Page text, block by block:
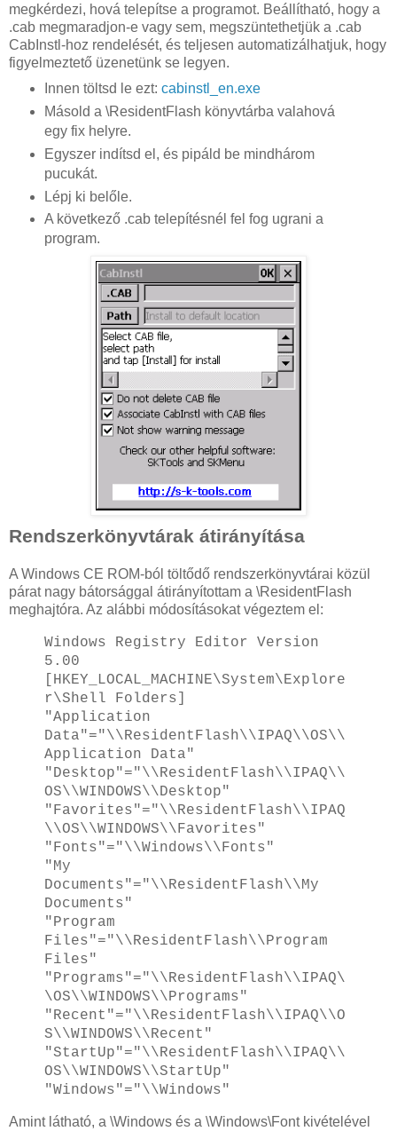
megkérdezi, hová telepítse a programot. Beállítható, hogy a
.cab megmaradjon-e vagy sem, megszüntethetjük a .cab
CabInstl-hoz rendelését, és teljesen automatizálhatjuk, hogy
figyelmeztető üzenetünk se legyen.
Innen töltsd le ezt: cabinstl_en.exe
Másold a \ResidentFlash könyvtárba valahová
egy fix helyre.
Egyszer indítsd el, és pipáld be mindhárom
pucukát.
Lépj ki belőle.
A következő .cab telepítésnél fel fog ugrani a
program.
Rendszerkönyvtárak átirányítása
A Windows CE ROM-ból töltődő rendszerkönyvtárai közül
párat nagy bátorsággal átirányítottam a \ResidentFlash
meghajtóra. Az alábbi módosításokat végeztem el:
Windows Registry Editor Version
5.00
[HKEY_LOCAL_MACHINE\System\Explore
r\Shell Folders]
"Application
Data"="\\ResidentFlash\\IPAQ\\OS\\
Application Data"
"Desktop"="\\ResidentFlash\\IPAQ\\
OS\\WINDOWS\\Desktop"
"Favorites"="\\ResidentFlash\\IPAQ
\\OS\\WINDOWS\\Favorites"
"Fonts"="\\Windows\\Fonts"
"My
Documents"="\\ResidentFlash\\My
Documents"
"Program
Files"="\\ResidentFlash\\Program
Files"
"Programs"="\\ResidentFlash\\IPAQ\
\OS\\WINDOWS\\Programs"
"Recent"="\\ResidentFlash\\IPAQ\\O
S\\WINDOWS\\Recent"
"StartUp"="\\ResidentFlash\\IPAQ\\
OS\\WINDOWS\\StartUp"
"Windows"="\\Windows"
Amint látható, a \Windows és a \Windows\Font kivételével